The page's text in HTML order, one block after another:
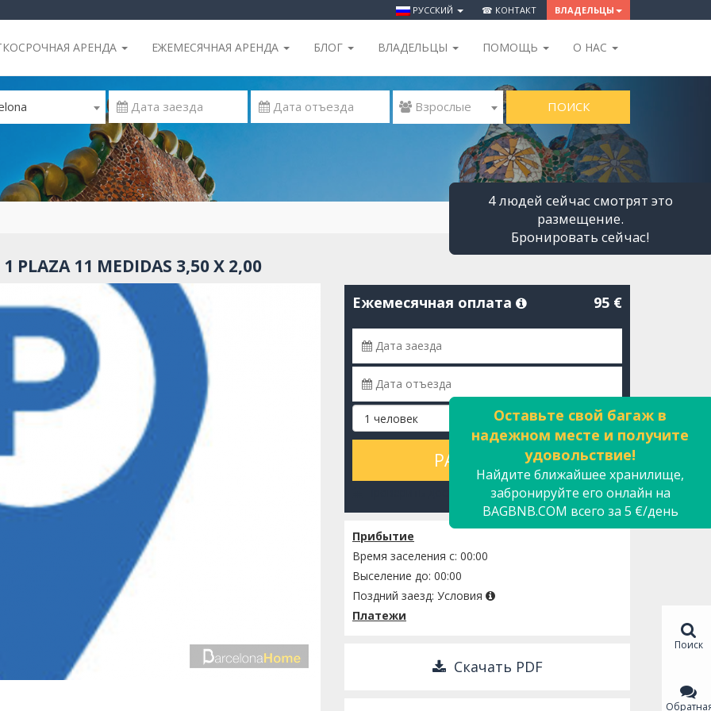
РУССКИЙ ☎ КОНТАКТ ВЛАДЕЛЬЦЫ
АРЕНДА ЕЖЕМЕСЯЧНАЯ АРЕНДА БЛОГ ВЛАДЕЛЬЦЫ ПОМОЩЬ O НАС
 Взрослые ПОИСК
Ежемесячная оплата 95 €
РАССЧИТАТЬ
Проверить доступность
Прибытие
Время заселения с: 00:00
Выселение до: 00:00
Поздний заезд: Условия
Платежи
Скачать PDF
PLAZA 11 MEDIDAS 3,50 X 2,00
4 людей сейчас смотрят это
размещение.
Бронировать сейчас!
Оставьте свой багаж в
надежном месте и получите
удовольствие!
Найдите ближайшее хранилище,
забронируйте его онлайн на
BAGBNB.COM всего за 5 €/день
Поиск